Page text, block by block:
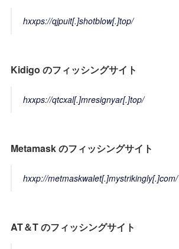
hxxps://qjpuit[.]shotblow[.]top/
Kidigo のフィッシングサイト
hxxps://qtcxal[.]mresignyar[.]top/
Metamask のフィッシングサイト
hxxp://metmaskwalet[.]mystrikingly[.]com/
AT＆T のフィッシングサイト